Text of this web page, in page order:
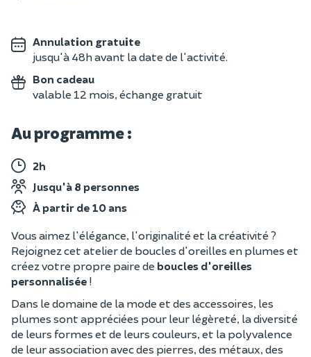
Annulation gratuite
jusqu'à 48h avant la date de l'activité.
Bon cadeau
valable 12 mois, échange gratuit
Au programme :
2h
Jusqu'à 8 personnes
À partir de 10 ans
Vous aimez l'élégance, l'originalité et la créativité ?
Rejoignez cet atelier de boucles d'oreilles en plumes et
créez votre propre paire de boucles d'oreilles
personnalisée !
Dans le domaine de la mode et des accessoires, les
plumes sont appréciées pour leur légèreté, la diversité
de leurs formes et de leurs couleurs, et la polyvalence
de leur association avec des pierres, des métaux, des